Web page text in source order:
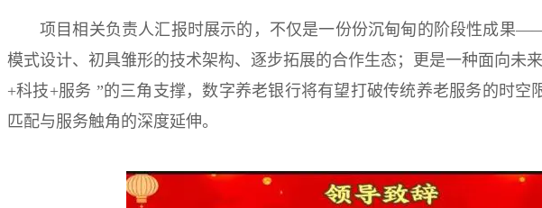
项目相关负责人汇报时展示的，不仅是一份份沉甸甸的阶段性成果
模式设计、初具雏形的技术架构、逐步拓展的合作生态；更是一种面向
+科技+服务 ”的三角支撑，数字养老银行将有望打破传统养老服务的时空
匹配与服务触角的深度延伸。